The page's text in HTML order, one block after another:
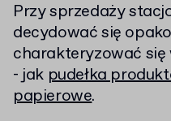
Przy sprzedaży
decydować się
charakteryzować się
- jak pudełka
papierowe.